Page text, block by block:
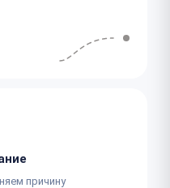
причину